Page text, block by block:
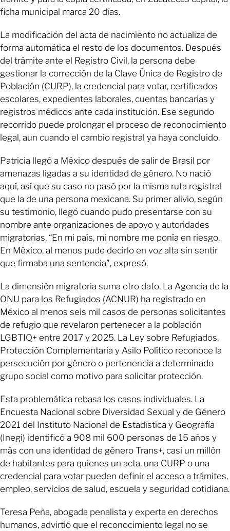
ficha municipal marca 20 días.
La modificación del acta de nacimiento no actualiza de
forma automática el resto de los documentos. Después
del trámite ante el Registro Civil, la persona debe
gestionar la corrección de la Clave Única de Registro de
Población (CURP), la credencial para votar, certificados
escolares, expedientes laborales, cuentas bancarias y
registros médicos ante cada institución. Ese segundo
recorrido puede prolongar el proceso de reconocimiento
legal, aun cuando el cambio registral ya haya concluido.
Patricia llegó a México después de salir de Brasil por
amenazas ligadas a su identidad de género. No nació
aquí, así que su caso no pasó por la misma ruta registral
que la de una persona mexicana. Su primer alivio, según
su testimonio, llegó cuando pudo presentarse con su
nombre ante organizaciones de apoyo y autoridades
migratorias. “En mi país, mi nombre me ponía en riesgo.
En México, al menos pude decirlo en voz alta sin sentir
que firmaba una sentencia”, expresó.
La dimensión migratoria suma otro dato. La Agencia de la
ONU para los Refugiados (ACNUR) ha registrado en
México al menos seis mil casos de personas solicitantes
de refugio que revelaron pertenecer a la población
LGBTIQ+ entre 2017 y 2025. La Ley sobre Refugiados,
Protección Complementaria y Asilo Político reconoce la
persecución por género o pertenencia a determinado
grupo social como motivo para solicitar protección.
Esta problemática rebasa los casos individuales. La
Encuesta Nacional sobre Diversidad Sexual y de Género
2021 del Instituto Nacional de Estadística y Geografía
(Inegi) identificó a 908 mil 600 personas de 15 años y
más con una identidad de género Trans+, casi un millón
de habitantes para quienes un acta, una CURP o una
credencial para votar pueden definir el acceso a trámites,
empleo, servicios de salud, escuela y seguridad cotidiana.
Teresa Peña, abogada penalista y experta en derechos
humanos, advirtió que el reconocimiento legal no se